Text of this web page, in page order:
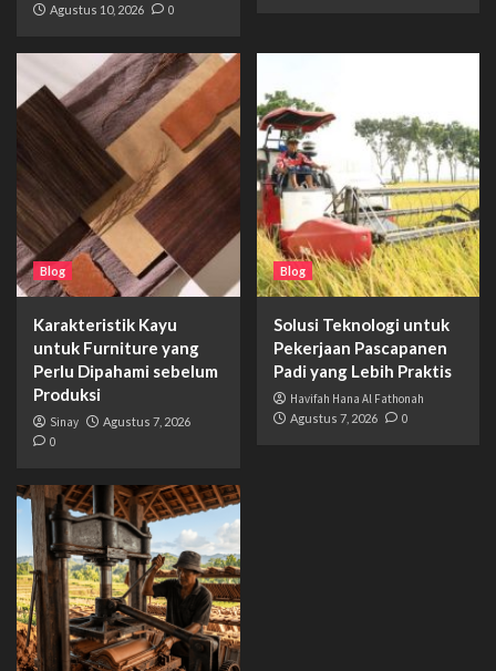
Agustus 10, 2026 0
Blog
Karakteristik Kayu
untuk Furniture yang
Perlu Dipahami sebelum
Produksi
Sinay Agustus 7, 2026
0
Blog
Solusi Teknologi untuk
Pekerjaan Pascapanen
Padi yang Lebih Praktis
Havifah Hana Al Fathonah
Agustus 7, 2026 0